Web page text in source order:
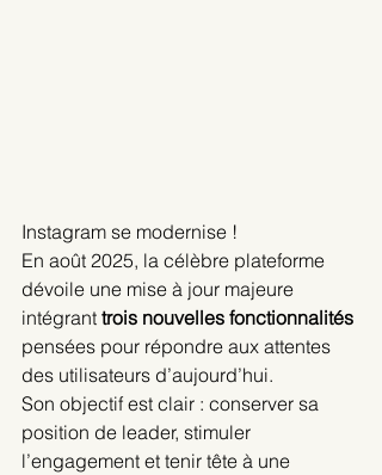
Instagram se modernise !
En août 2025, la célèbre plateforme
dévoile une mise à jour majeure
intégrant trois nouvelles fonctionnalités
pensées pour répondre aux attentes
des utilisateurs d’aujourd’hui.
Son objectif est clair : conserver sa
position de leader, stimuler
l’engagement et tenir tête à une